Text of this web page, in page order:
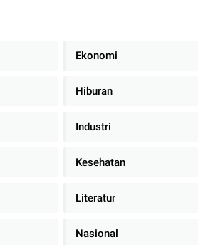
Ekonomi
Hiburan
Industri
Kesehatan
Literatur
Nasional